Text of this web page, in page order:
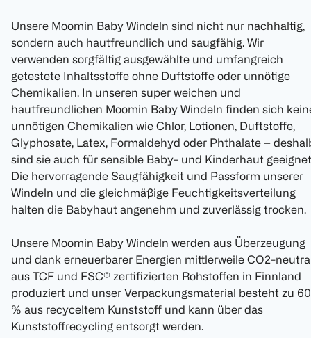
Unsere Moomin Baby Windeln sind nicht nur nachhaltig,
sondern auch hautfreundlich und saugfähig. Wir
verwenden sorgfältig ausgewählte und umfangreich
getestete Inhaltsstoffe ohne Duftstoffe oder unnötige
Chemikalien. In unseren super weichen und
hautfreundlichen Moomin Baby Windeln finden sich
unnötigen Chemikalien wie Chlor, Lotionen, Duftstoffe,
Glyphosate, Latex, Formaldehyd oder Phthalate –
sind sie auch für sensible Baby- und Kinderhaut
Die hervorragende Saugfähigkeit und Passform unserer
Windeln und die gleichmäßige Feuchtigkeitsverteilung
halten die Babyhaut angenehm und zuverlässig trocken.
Unsere Moomin Baby Windeln werden aus Überzeugung
und dank erneuerbarer Energien mittlerweile CO2-
aus TCF und FSC® zertifizierten Rohstoffen in Finnland
produziert und unser Verpackungsmaterial besteht zu 60
% aus recyceltem Kunststoff und kann über das
Kunststoffrecycling entsorgt werden.